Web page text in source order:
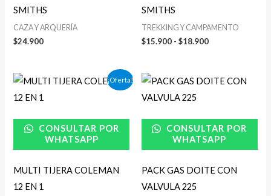
SMITHS
CAZA Y ARQUERÍA
$24.900
SMITHS
TREKKING Y CAMPAMENTO
$15.900 - $18.900
¡Oferta!
CONSULTAR POR
WHATSAPP
MULTI TIJERA COLEMAN
12 EN 1
El
precio
$14.900.
El
precio
$9.900.
CONSULTAR POR
WHATSAPP
PACK GAS DOITE CON
VALVULA 225